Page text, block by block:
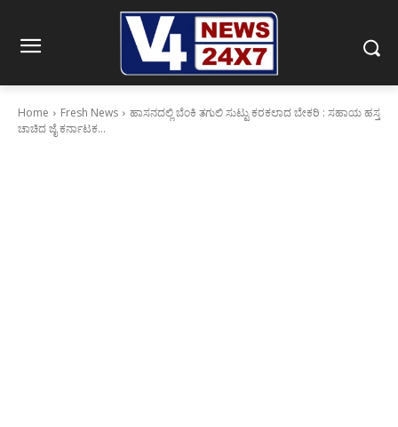
Home Fresh News
ಹಾಸನದಲ್ಲಿ ಬೆಂಕಿ ತಗುಲಿ ಸುಟ್ಟು ಕರಕಲಾದ ಬೇಕರಿ : ಸಹಾಯ ಹಸ್ತ
ಚಾಚಿದ ಜೈ ಕರ್ನಾಟಕ...